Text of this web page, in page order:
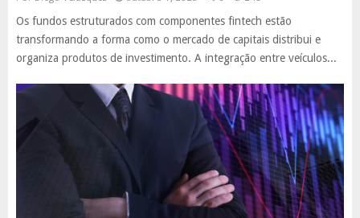
Os fundos estruturados com componentes fintech estão
transformando a forma como o mercado de capitais distribui e
organiza produtos de investimento. A integração entre veículos...